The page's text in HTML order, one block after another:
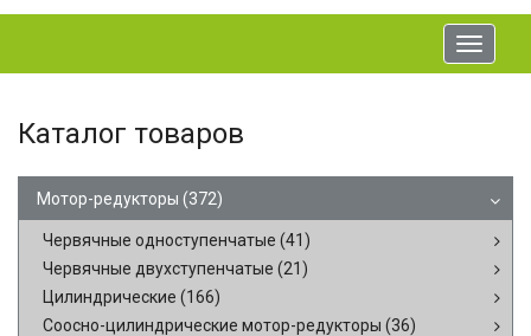
Toggle
Каталог товаров
Мотор-редукторы (372)
Червячные одноступенчатые (41)
Червячные двухступенчатые (21)
Цилиндрические (166)
Соосно-цилиндрические мотор-редукторы (36)